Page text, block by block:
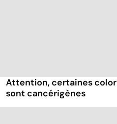
Attention, certaines
sont cancérigènes